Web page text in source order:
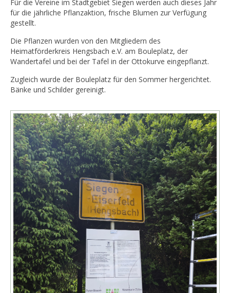
Für die Vereine im Stadtgebiet Siegen werden auch dieses Jahr
für die jährliche Pflanzaktion, frische Blumen zur Verfügung
gestellt.
Die Pflanzen wurden von den Mitgliedern des
Heimatförderkreis Hengsbach e.V. am Bouleplatz, der
Wandertafel und bei der Tafel in der Ottokurve eingepflanzt.
Zugleich wurde der Bouleplatz für den Sommer hergerichtet.
Bänke und Schilder gereinigt.